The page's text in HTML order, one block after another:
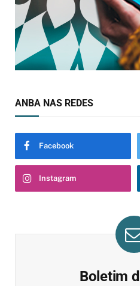
ANBA NAS REDES
Facebook
Instagram
Boletim